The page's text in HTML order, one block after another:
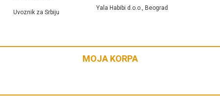
Uvoznik za Srbiju
Yala Habibi d.o.o., Beograd
MOJA KORPA